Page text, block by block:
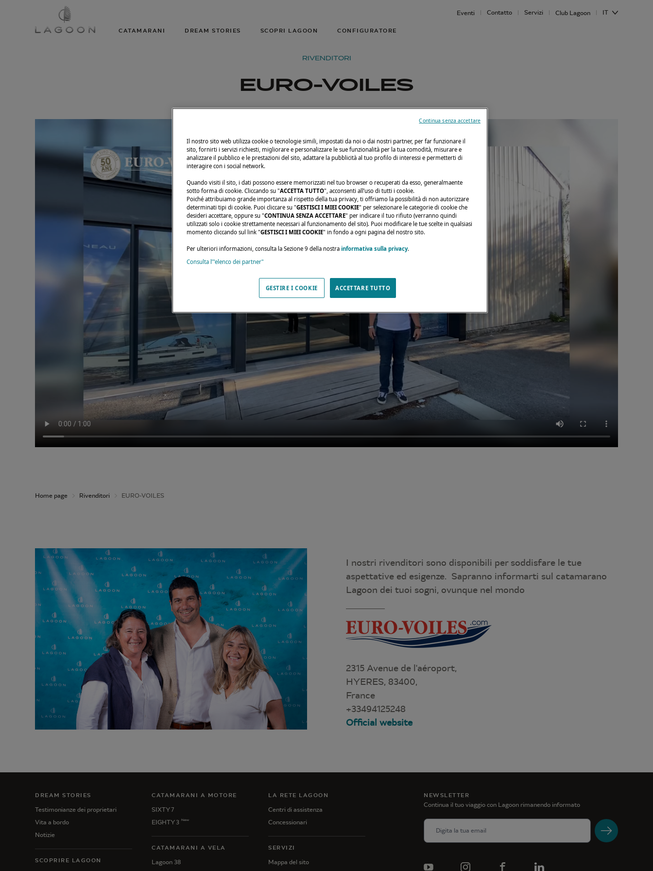
CATAMARANI DREAM STORIES SCOPRI LAGOON CONFIGURATORE
Eventi Contatto Servizi Club Lagoon IT
RIVENDITORI
EURO-VOILES
Home page Rivenditori EURO-VOILES
I nostri rivenditori sono disponibili per soddisfare le tue
aspettative ed esigenze. Sapranno informarti sul catamarano
Lagoon dei tuoi sogni, ovunque nel mondo
2315 Avenue de l'aéroport,
HYERES, 83400,
France
+33494125248
Official website
DREAM STORIES
Testimonianze dei proprietari
Vita a bordo
Notizie
SCOPRIRE LAGOON
CATAMARANI A MOTORE
SIXTY 7
EIGHTY 3 New
CATAMARANI A VELA
Lagoon 38
LA RETE LAGOON
Centri di assistenza
Concessionari
SERVIZI
Mappa del sito
NEWSLETTER
Continua il tuo viaggio con Lagoon rimanendo informato
Il nostro sito web utilizza cookie o tecnologie simili, impostati da noi o dai nostri partner, per far funzionare il
sito, fornirti i servizi richiesti, migliorare e personalizzare le sue funzionalità per la tua comodità, misurare e
analizzare il pubblico e le prestazioni del sito, adattare la pubblicità al tuo profilo di interessi e permetterti di
interagire con i social network.
Quando visiti il sito, i dati possono essere memorizzati nel tuo browser o recuperati da esso, generalmaente
sotto forma di cookie. Cliccando su "ACCETTA TUTTO", acconsenti all’uso di tutti i cookie.
Poiché attribuiamo grande importanza al rispetto della tua privacy, ti offriamo la possibilità di non autorizzare
determinati tipi di cookie. Puoi cliccare su "GESTISCI I MIEI COOKIE" per selezionare le categorie di cookie che
desideri accettare, oppure su "CONTINUA SENZA ACCETTARE" per indicare il tuo rifiuto (verranno quindi
utilizzati solo i cookie strettamente necessari al funzionamento del sito). Puoi modificare le tue scelte in qualsiasi
momento cliccando sul link "GESTISCI I MIEI COOKIE" in fondo a ogni pagina del nostro sito.
Per ulteriori informazioni, consulta la Sezione 9 della nostra informativa sulla privacy.
Consulta l’"elenco dei partner"
GESTIRE I COOKIE ACCETTARE TUTTO
Continua senza accettare